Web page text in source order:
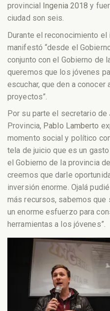
provincial Ingenia 2018 y
ciudad son seis.
Durante el reconocimiento el
manifestó “desde el
conjunto con el Gobierno de
queremos que los jóvenes
escuchar, que den a
proyectos”.
Por su parte el secretario de
Provincia, Pablo Lamberto
momento social y político
tela de juicio que es un
el Gobierno de la provincia
creemos que darle
inversión enorme. Ojalá
más recursos, sabemos que
un enorme esfuerzo para
herramientas a los jóvenes”.